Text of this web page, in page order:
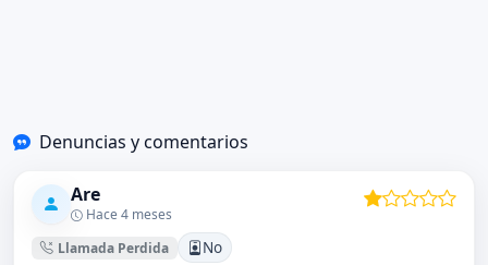
Denuncias y comentarios
Are
Hace 4 meses
Llamada Perdida
No